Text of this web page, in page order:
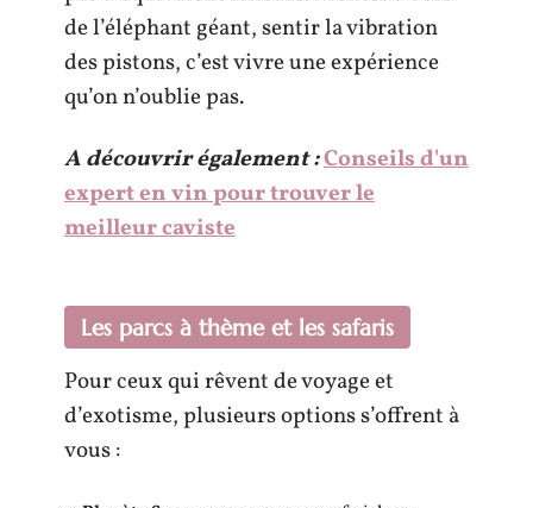
de l’éléphant géant, sentir la vibration
des pistons, c’est vivre une expérience
qu’on n’oublie pas.
A découvrir également :Conseils d'un
expert en vin pour trouver le
meilleur caviste
Les parcs à thème et les safaris
Pour ceux qui rêvent de voyage et
d’exotisme, plusieurs options s’offrent à
vous :